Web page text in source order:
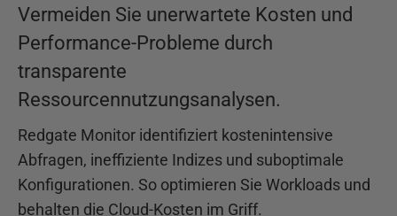
Vermeiden Sie unerwartete Kosten und
Performance-Probleme durch
transparente
Ressourcennutzungsanalysen.
Redgate Monitor identifiziert kostenintensive
Abfragen, ineffiziente Indizes und suboptimale
Konfigurationen. So optimieren Sie Workloads und
behalten die Cloud-Kosten im Griff.